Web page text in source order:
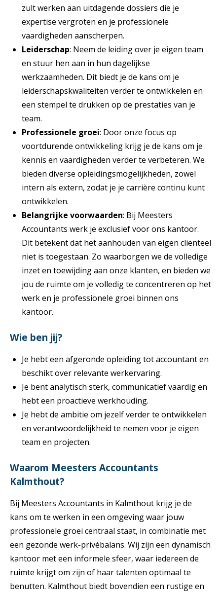
zult werken aan uitdagende dossiers die je
expertise vergroten en je professionele
vaardigheden aanscherpen.
Leiderschap: Neem de leiding over je eigen team
en stuur hen aan in hun dagelijkse
werkzaamheden. Dit biedt je de kans om je
leiderschapskwaliteiten verder te ontwikkelen en
een stempel te drukken op de prestaties van je
team.
Professionele groei: Door onze focus op
voortdurende ontwikkeling krijg je de kans om je
kennis en vaardigheden verder te verbeteren. We
bieden diverse opleidingsmogelijkheden, zowel
intern als extern, zodat je je carrière continu kunt
ontwikkelen.
Belangrijke voorwaarden: Bij Meesters
Accountants werk je exclusief voor ons kantoor.
Dit betekent dat het aanhouden van eigen cliënteel
niet is toegestaan. Zo waarborgen we de volledige
inzet en toewijding aan onze klanten, en bieden we
jou de ruimte om je volledig te concentreren op het
werk en je professionele groei binnen ons
kantoor.
Wie ben jij?
Je hebt een afgeronde opleiding tot accountant en
beschikt over relevante werkervaring.
Je bent analytisch sterk, communicatief vaardig en
hebt een proactieve werkhouding.
Je hebt de ambitie om jezelf verder te ontwikkelen
en verantwoordelijkheid te nemen voor je eigen
team en projecten.
Waarom Meesters Accountants
Kalmthout?
Bij Meesters Accountants in Kalmthout krijg je de
kans om te werken in een omgeving waar jouw
professionele groei centraal staat, in combinatie met
een gezonde werk-privébalans. Wij zijn een dynamisch
kantoor met een informele sfeer, waar iedereen de
ruimte krijgt om zijn of haar talenten optimaal te
benutten. Kalmthout biedt bovendien een rustige en